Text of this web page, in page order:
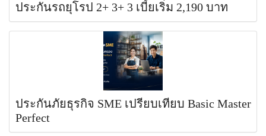
ประกันรถยุโรป 2+ 3+ 3 เบี้ยเริ่ม 2,190 บาท
ประกันภัยธุรกิจ SME เปรียบเทียบ Basic Master
Perfect